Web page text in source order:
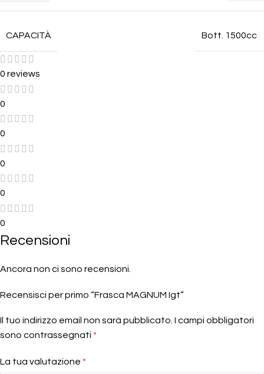
CAPACITÀ Bott. 1500cc
0 reviews
0
0
0
0
0
Recensioni
Ancora non ci sono recensioni.
Recensisci per primo “Frasca MAGNUM Igt”
Il tuo indirizzo email non sarà pubblicato. I campi obbligatori
sono contrassegnati *
La tua valutazione *